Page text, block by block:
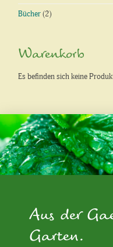
Bücher (2)
Warenkorb
Es befinden sich keine
Aus der
Garten.